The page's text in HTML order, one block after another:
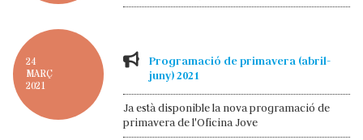
24
MARÇ
2021
Programació de primavera (abril-
juny) 2021
Ja està disponible la nova programació de
primavera de l'Oficina Jove